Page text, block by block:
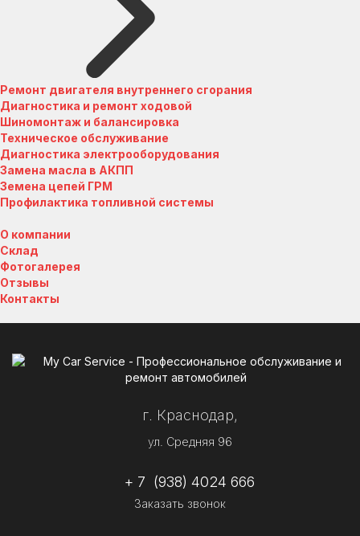
Ремонт двигателя внутреннего сгорания
Диагностика и ремонт ходовой
Шиномонтаж и балансировка
Техническое обслуживание
Диагностика электрооборудования
Замена масла в АКПП
Земена цепей ГРМ
Профилактика топливной системы
О компании
Склад
Фотогалерея
Отзывы
Контакты
г. Краснодар,
ул. Средняя 96
+ 7 (938) 4024 666
Заказать звонок